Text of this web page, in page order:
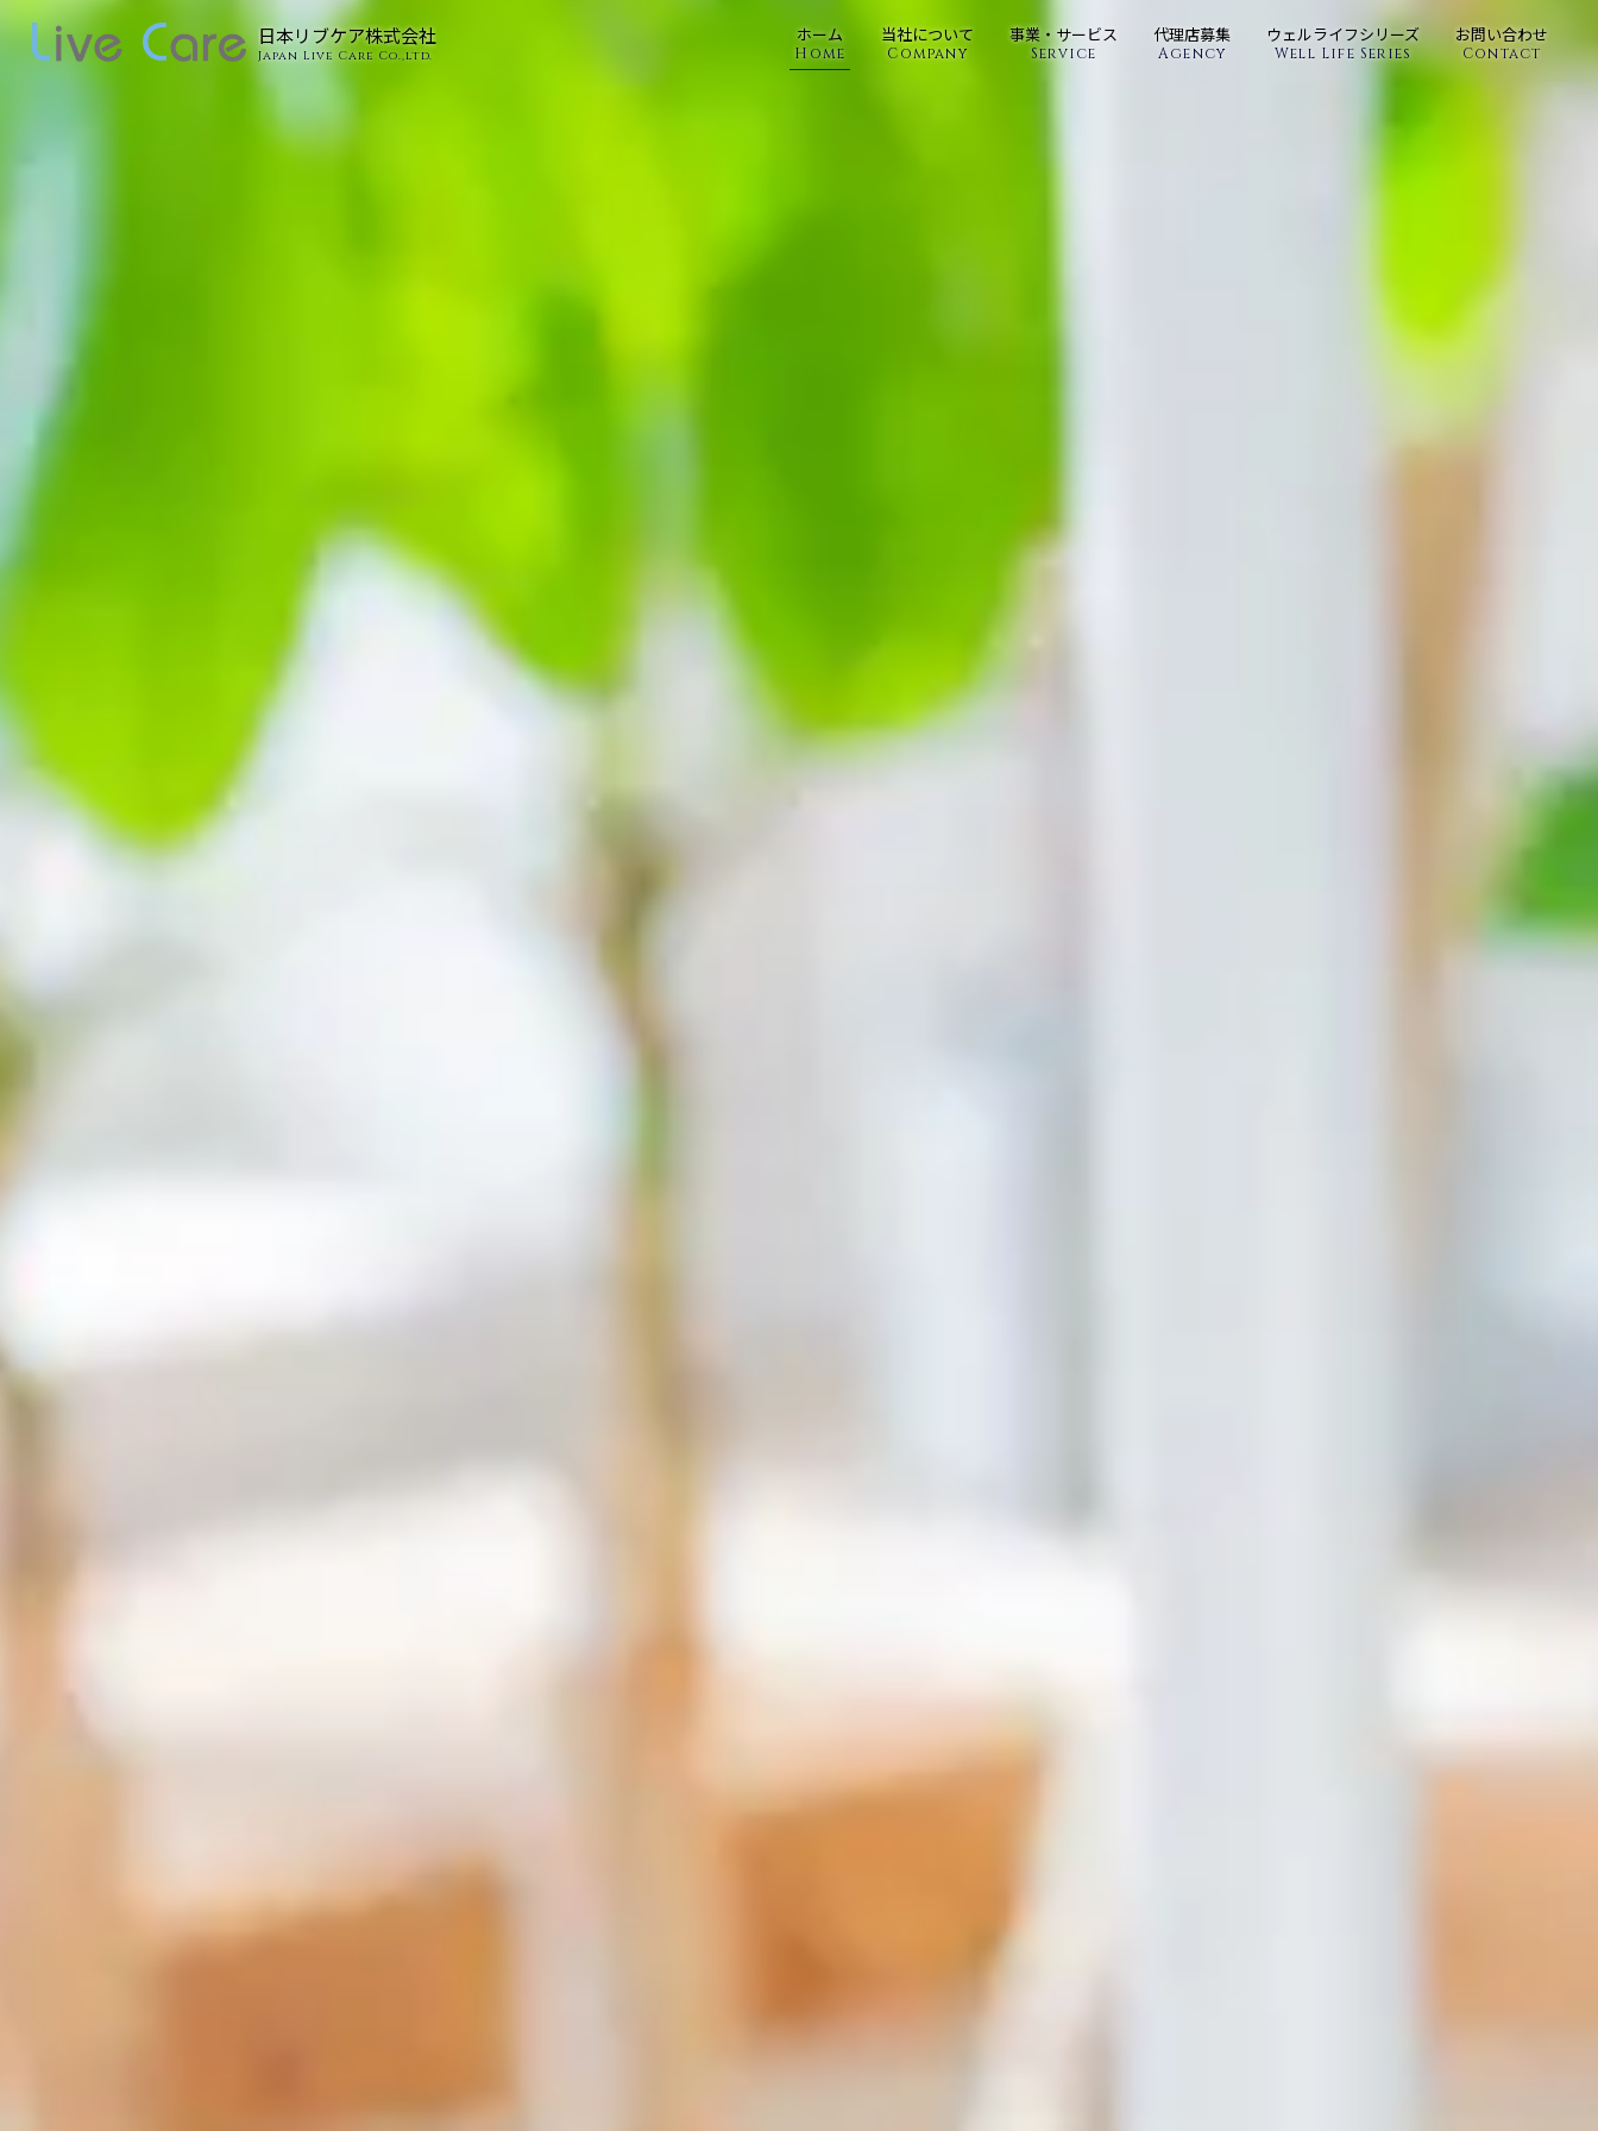
日本リブケア株式会社
Japan Live Care Co.,ltd.
お問い合わせ
Contact
ウェルライフシリーズ
Well Life Series
代理店募集
Agency
事業・サービス
Service
当社について
Company
ホーム
Home